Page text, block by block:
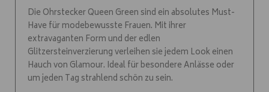
Die Ohrstecker Queen Green sind ein absolutes Must-
Have für modebewusste Frauen. Mit ihrer
extravaganten Form und der edlen
Glitzersteinverzierung verleihen sie jedem Look einen
Hauch von Glamour. Ideal für besondere Anlässe oder
um jeden Tag strahlend schön zu sein.